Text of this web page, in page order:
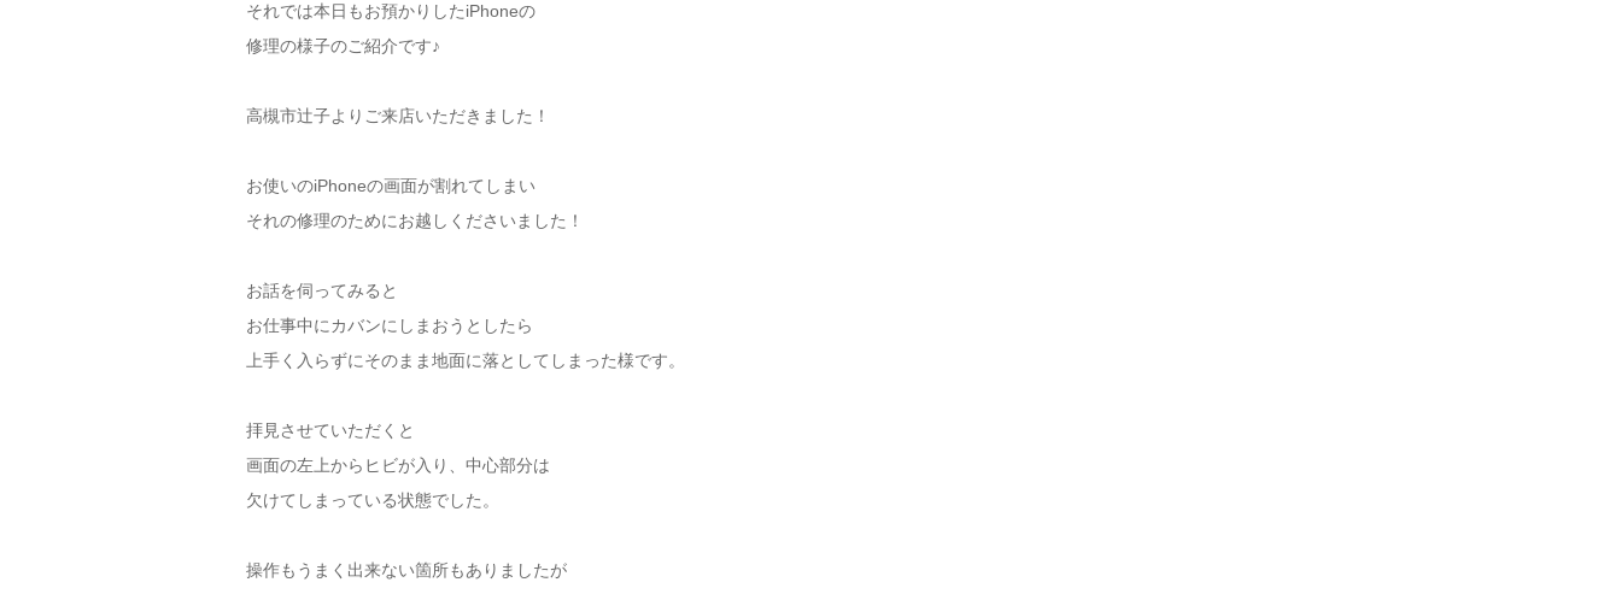
それでは本日もお預かりしたiPhoneの
修理の様子のご紹介です♪
高槻市辻子よりご来店いただきました！
お使いのiPhoneの画面が割れてしまい
それの修理のためにお越しくださいました！
お話を伺ってみると
お仕事中にカバンにしまおうとしたら
上手く入らずにそのまま地面に落としてしまった様です。
拝見させていただくと
画面の左上からヒビが入り、中心部分は
欠けてしまっている状態でした。
操作もうまく出来ない箇所もありましたが